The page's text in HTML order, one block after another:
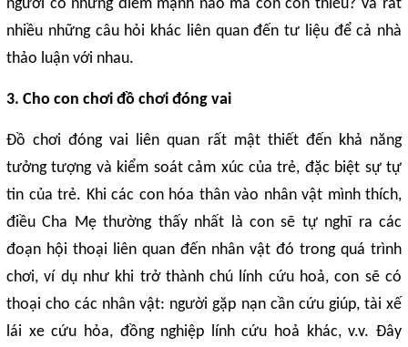
người có những điểm mạnh nào mà con còn thiếu? Và rất
nhiều những câu hỏi khác liên quan đến tư liệu để cả nhà
thảo luận với nhau.
3. Cho con chơi đồ chơi đóng vai
Đồ chơi đóng vai liên quan rất mật thiết đến khả năng
tưởng tượng và kiểm soát cảm xúc của trẻ, đặc biệt sự tự
tin của trẻ. Khi các con hóa thân vào nhân vật mình thích,
điều Cha Mẹ thường thấy nhất là con sẽ tự nghĩ ra các
đoạn hội thoại liên quan đến nhân vật đó trong quá trình
chơi, ví dụ như khi trở thành chú lính cứu hoả, con sẽ có
thoại cho các nhân vật: người gặp nạn cần cứu giúp, tài xế
lái xe cứu hỏa, đồng nghiệp lính cứu hoả khác, v.v. Đây